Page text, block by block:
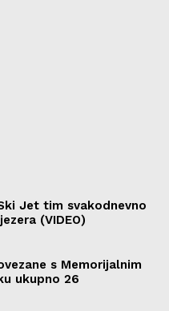
Jet tim svakodnevno
(VIDEO)
s Memorijalnim
ukupno 26